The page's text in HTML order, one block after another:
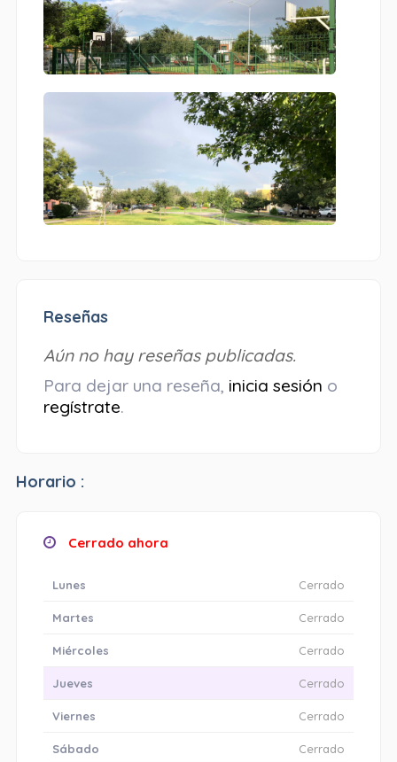
Reseñas
Aún no hay reseñas publicadas.
Para dejar una reseña, inicia sesión o
regístrate.
Horario :
Cerrado ahora
Lunes Cerrado
Martes Cerrado
Miércoles Cerrado
Jueves Cerrado
Viernes Cerrado
Sábado Cerrado